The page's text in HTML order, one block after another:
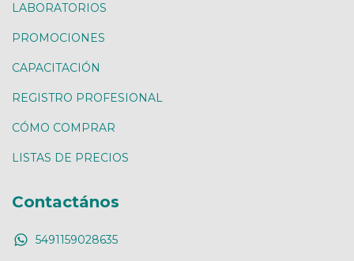
LABORATORIOS
PROMOCIONES
CAPACITACIÓN
REGISTRO PROFESIONAL
CÓMO COMPRAR
LISTAS DE PRECIOS
Contactános
5491159028635